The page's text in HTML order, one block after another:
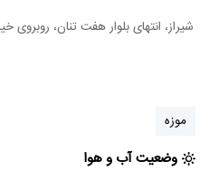
شیراز، انتهای بلوار هفت تنان،
موزه
وضعیت آب و هوا